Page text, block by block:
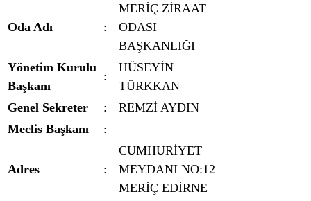
Oda Adı :
MERİÇ ZİRAAT
ODASI
BAŞKANLIĞI
Yönetim Kurulu
Başkanı
:
HÜSEYİN
TÜRKKAN
Genel Sekreter
:
REMZİ AYDIN
Meclis Başkanı
:
Adres :
CUMHURİYET
MEYDANI NO:12
MERİÇ EDİRNE